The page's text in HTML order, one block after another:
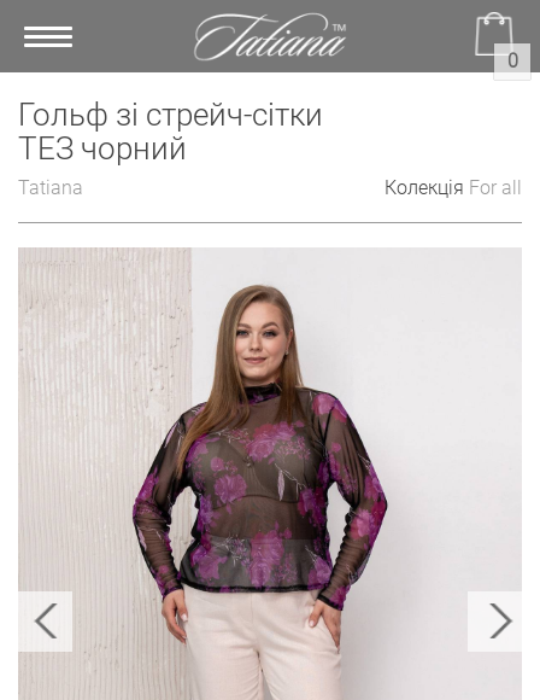
Toggle
0
Гольф зі стрейч-сітки
ТЕЗ чорний
Tatiana Колекція For all